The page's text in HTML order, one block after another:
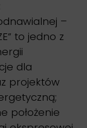
–
to jedno z
dla
projektów
położenie